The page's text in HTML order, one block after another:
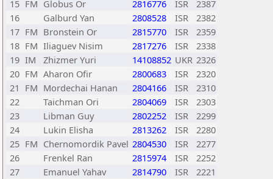
15 FM Globus Or 2816776 ISR
2387
16
Galburd Yan 2808528 ISR
2382
17 FM Bronstein Or 2815770 ISR
2359
18 FM Iliaguev Nisim 2817276 ISR
2338
19 IM Zhizmer Yuri 14108852 UKR 2326
20 FM Aharon Ofir 2800683 ISR
2320
21 FM Mordechai Hanan 2804166 ISR
2310
22
Taichman Ori 2804069 ISR
2303
23
Libman Guy 2802252 ISR
2299
24
Lukin Elisha 2813262 ISR
2280
25 FM Chernomordik Pavel 2804530 ISR
2277
26
Frenkel Ran 2815974 ISR
2252
27
Emanuel Yahav 2814790 ISR
2221